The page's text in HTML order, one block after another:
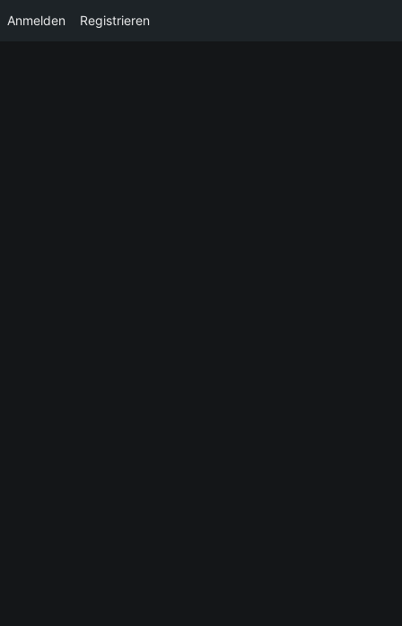
Anmelden Registrieren